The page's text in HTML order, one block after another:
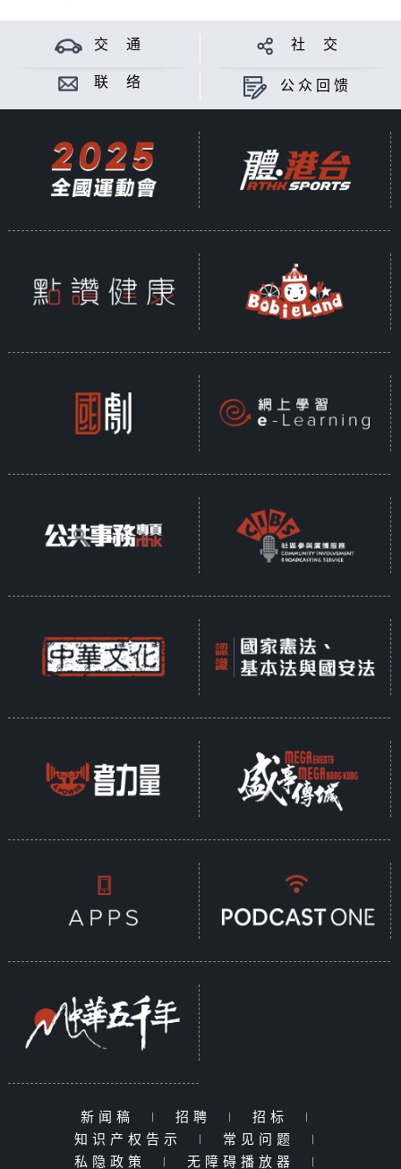
交 通 社 交
联 络 公众回馈
新闻稿 | 招聘 | 招标
|
知识产权告示
| 常见问题
|
私隐政策
| 无障碍播放器 |